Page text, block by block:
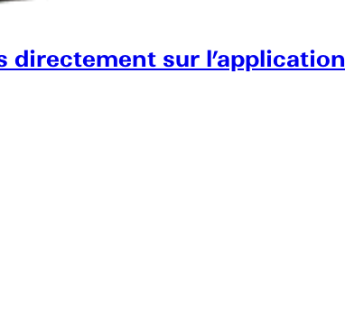
directement sur l’application